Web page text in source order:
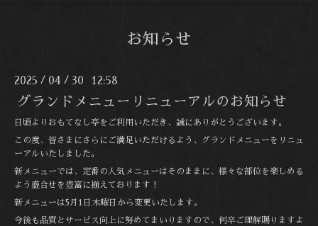
お知らせ
2025 / 04 / 30 12:58
グランドメニューリニューアルのお知らせ
日頃よりおもてなし亭をご利用いただき、誠にありがとうございます。
この度、皆さまにさらにご満足いただけるよう、グランドメニューをリニュ
ーアルいたしました。
新メニューでは、定番の人気メニューはそのままに、様々な部位を楽しめる
よう盛合せを豊富に揃えております！
新メニューは5月1日木曜日から変更いたします。
今後も品質とサービス向上に努めてまいりますので、何卒ご理解賜りますよ